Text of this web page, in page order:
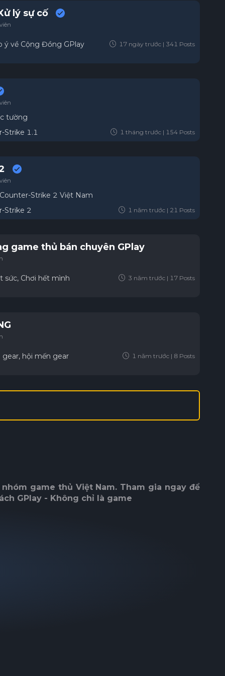
lý sự cố
ý về Cộng Đồng GPlay 17 ngày trước | 341 Posts
tường
Strike 1.1
1 tháng trước | 154 Posts
Strike 2 Việt Nam
Strike 2
1 năm trước | 21 Posts
game thủ bán chuyên GPlay
sức, Chơi hết mình 3 năm trước | 17 Posts
gear, hội mến gear 1 năm trước | 8 Posts
game thủ Việt Nam. Tham gia ngay để
GPlay - Không chỉ là game